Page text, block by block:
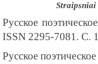
Straipsniai
Русское
ISSN 2295-7081. С.
Русское